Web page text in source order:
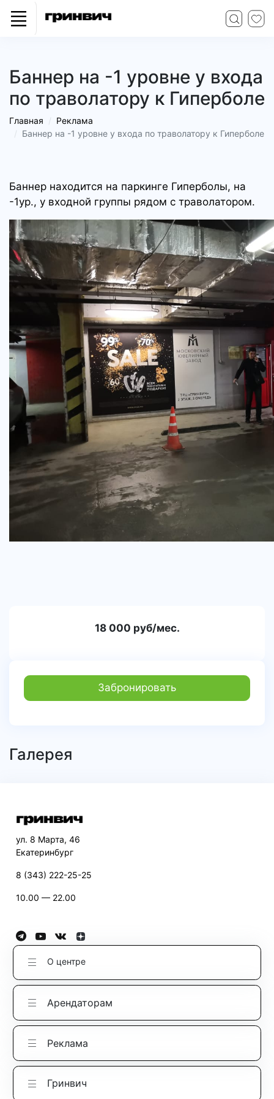
Баннер на -1 уровне у входа
по траволатору к Гиперболе
Главная
Реклама
Баннер на -1 уровне у входа по траволатору к Гиперболе
Баннер находится на паркинге Гиперболы, на
-1ур., у входной группы рядом с траволатором.
18 000 руб/мес.
Забронировать
Галерея
ул. 8 Марта, 46
Екатеринбург
8 (343) 222-25-25
10.00 — 22.00
О центре
Арендаторам
Реклама
Гринвич